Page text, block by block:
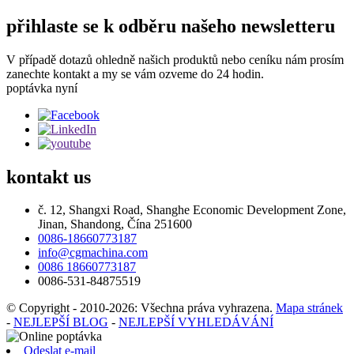
přihlaste se k odběru našeho newsletteru
V případě dotazů ohledně našich produktů nebo ceníku nám prosím
zanechte kontakt a my se vám ozveme do 24 hodin.
poptávka nyní
kontakt us
č. 12, Shangxi Road, Shanghe Economic Development Zone,
Jinan, Shandong, Čína 251600
0086-18660773187
info@cgmachina.com
0086 18660773187
0086-531-84875519
© Copyright - 2010-2026: Všechna práva vyhrazena. Mapa stránek
- NEJLEPŠÍ BLOG - NEJLEPŠÍ VYHLEDÁVÁNÍ
Odeslat e-mail